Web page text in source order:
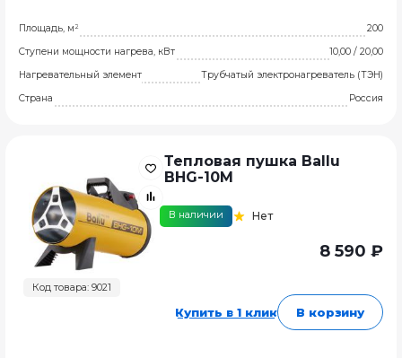
Площадь, м²
200
Ступени мощности нагрева, кВт
10,00 / 20,00
Нагревательный элемент
Трубчатый электронагреватель (ТЭН)
Страна
Россия
Код товара: 9021
Тепловая пушка Ballu
BHG-10M
В наличии Нет
8 590 ₽
Купить в 1 клик В корзину